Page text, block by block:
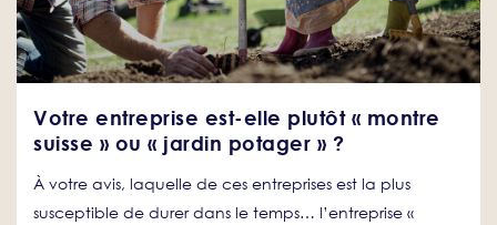
Votre entreprise est-elle plutôt « montre
suisse » ou « jardin potager » ?
À votre avis, laquelle de ces entreprises est la plus
susceptible de durer dans le temps… l’entreprise «